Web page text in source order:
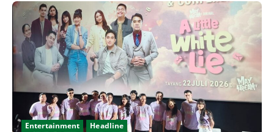
Entertainment Headline